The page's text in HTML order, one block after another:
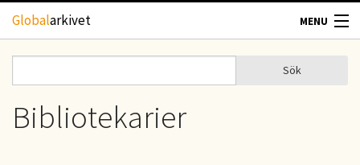
Hoppa till huvudinnehåll
Globalarkivet MENU
TIDSKRIFTER
GEOGRAFI
Sökformulär
Sök
Bibliotekarier